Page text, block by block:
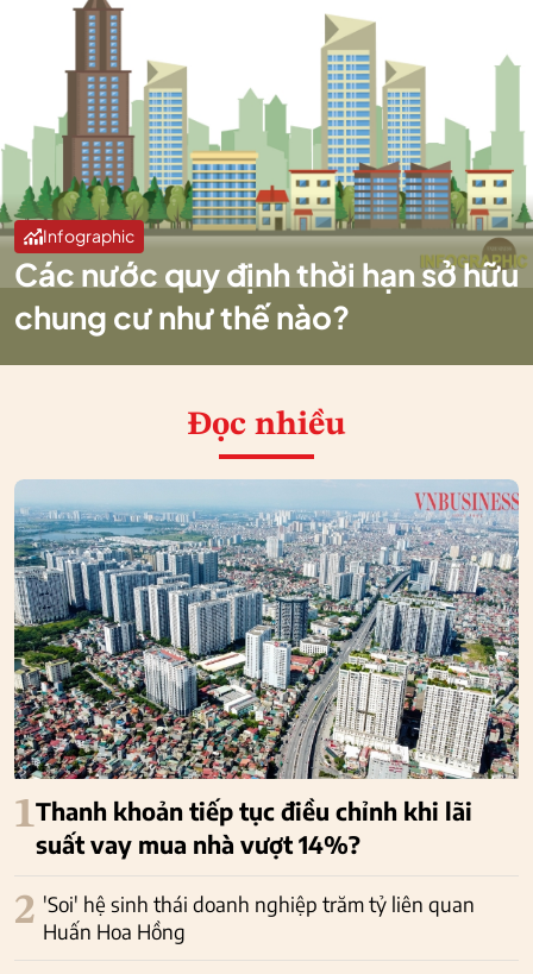
Infographic
Các nước quy định thời hạn sở hữu
chung cư như thế nào?
Đọc nhiều
1Thanh khoản tiếp tục điều chỉnh khi lãi
suất vay mua nhà vượt 14%?
2 'Soi' hệ sinh thái doanh nghiệp trăm tỷ liên quan
Huấn Hoa Hồng